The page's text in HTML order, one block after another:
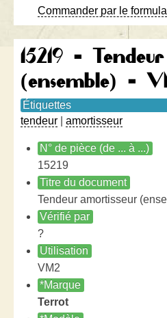
Commander par le
15219 -
(ensemble) -
Étiquettes
tendeur
amortisseur
N° de pièce (de ... à ...)
15219
Titre du document
Tendeur amortisseur
Vérifié par
?
Utilisation
VM2
*Marque
Terrot